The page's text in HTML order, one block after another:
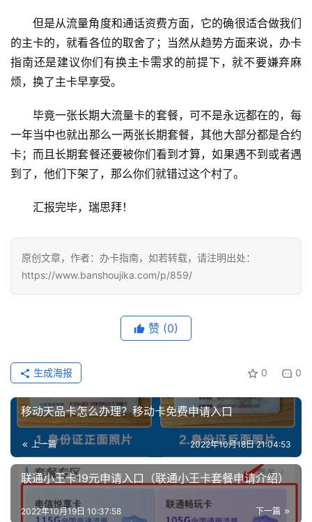
办
卡
在
线
但是从流量角度和通话资费方面，它的确很适合做我们
的主卡的，就看各位的取舍了；当然从趋势方面来说，办卡
指南还是建议你们有换主卡需求的前提下，就不要嫌弃麻
烦，换了主卡早享受。
毕竟一张长期大流量卡的套餐，可不是永远都在的，每
一年当中也就出那么一两张长期套餐，其他大部分都是合约
卡；而且长期套餐还要被你们看到才算，如果遇不到或者遇
到了，他们下架了，那么你们就错过这个村了。
汇报完毕，瑞思拜！
原创文章，作者：办卡指南，如若转载，请注明出处：
https://www.banshoujika.com/p/859/
赞 (0)
0 0
生成海报
移动天品卡怎么办理？移动卡免费申请入口
上一篇 2022年10月18日 21:04:53
联通小王卡19元申请入口（联通小王卡套餐申请介绍）
下一篇
2022年10月19日 10:37:58